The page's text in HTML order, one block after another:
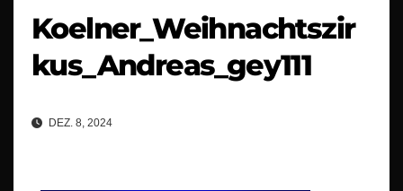
Koelner_Weihnachtszir
kus_Andreas_gey111
DEZ. 8, 2024